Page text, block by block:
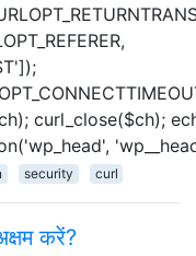
curl_close($ch);
security curl
करें?